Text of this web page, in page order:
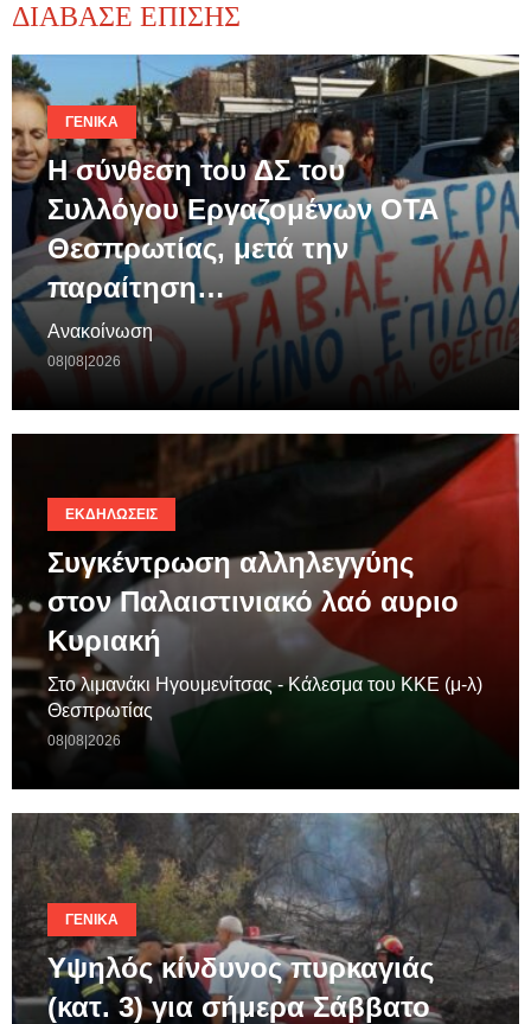
ΔΙΑΒΑΣΕ ΕΠΙΣΗΣ
ΓΕΝΙΚΆ
Η σύνθεση του ΔΣ του
Συλλόγου Εργαζομένων ΟΤΑ
Θεσπρωτίας, μετά την
παραίτηση…
Ανακοίνωση
08|08|2026
ΕΚΔΗΛΏΣΕΙΣ
Συγκέντρωση αλληλεγγύης
στον Παλαιστινιακό λαό αυριο
Κυριακή
Στο λιμανάκι Ηγουμενίτσας - Κάλεσμα του ΚΚΕ (μ-λ)
Θεσπρωτίας
08|08|2026
ΓΕΝΙΚΆ
Υψηλός κίνδυνος πυρκαγιάς
(κατ. 3) για σήμερα Σάββατο